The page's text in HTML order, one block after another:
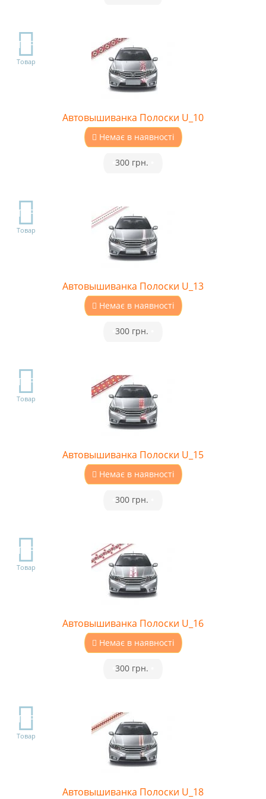
TOP
Товар
Автовышиванка Полоски U_10
Немає в наявності
300 грн.
TOP
Товар
Автовышиванка Полоски U_13
Немає в наявності
300 грн.
TOP
Товар
Автовышиванка Полоски U_15
Немає в наявності
300 грн.
TOP
Товар
Автовышиванка Полоски U_16
Немає в наявності
300 грн.
TOP
Товар
Автовышиванка Полоски U_18